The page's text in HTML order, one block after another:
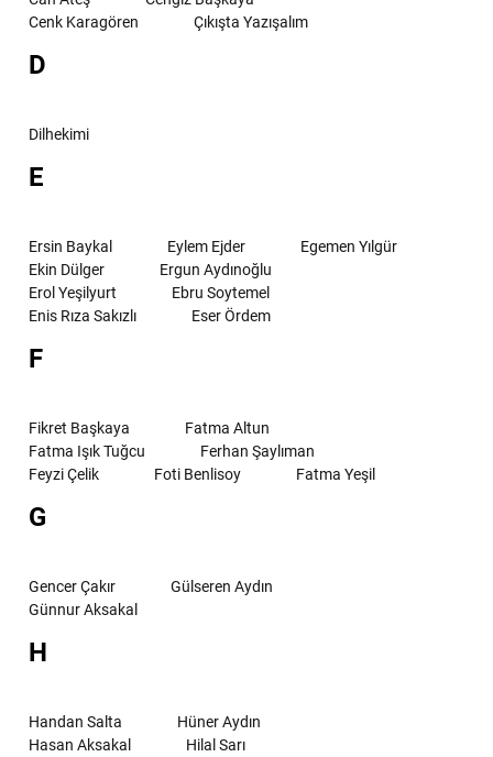
Cenk Karagören
Çıkışta Yazışalım
D
Dilhekimi
E
Ersin Baykal Eylem Ejder
Egemen Yılgür
Ekin Dülger
Ergun Aydınoğlu
Erol Yeşilyurt
Ebru Soytemel
Enis Rıza Sakızlı
Eser Ördem
F
Fikret Başkaya
Fatma Altun
Fatma Işık Tuğcu
Ferhan Şaylıman
Feyzi Çelik
Foti Benlisoy Fatma Yeşil
G
Gencer Çakır
Gülseren Aydın
Günnur Aksakal
H
Handan Salta
Hüner Aydın
Hasan Aksakal
Hilal Sarı